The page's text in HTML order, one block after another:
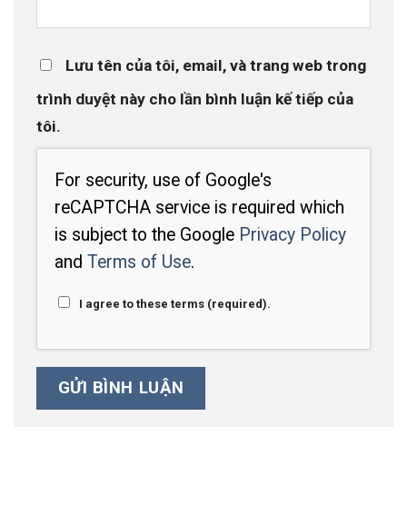
Lưu tên của tôi, email, và trang web trong
trình duyệt này cho lần bình luận kế tiếp của
tôi.
For security, use of Google's
reCAPTCHA service is required which
is subject to the Google Privacy Policy
andTerms of Use.
I agree to these terms (required).